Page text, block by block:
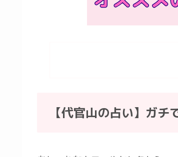
【代官山の占い】ガ